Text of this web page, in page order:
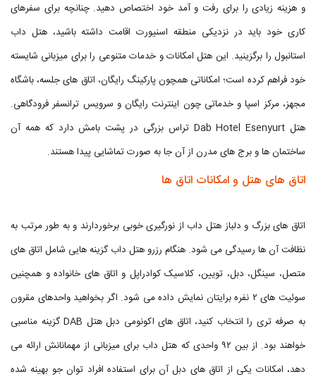
و هزینه زیادی را برای رفت و آمد خود اختصاص دهید. چنانچه برای سفرهای
کاری خود باید در نزدیکی منطقه اسنیورت اقامت داشته باشید، هتل داب
استانبول را برگزینید. این هتل امکانات و خدمات متنوعی را برای میزبانی شایسته
خود فراهم کرده است؛ امکاناتی همچون پارکینگ رایگان، اتاق های جلسه، باشگاه
مجهز، مرکز اسپا و خدماتی چون اینترنت رایگان و سرویس ترانسفر فرودگاهی.
هتل Dab Hotel Esenyurt تراس بزرگی در پشت بامش دارد که همه آن
ساختمان ها و برج های مدرن از آن جا به صورت تماشایی پیدا هستند.
اتاق های هتل و امکانات اتاق ها
اتاق های بزرگ و دلباز هتل داب از نورگیری خوبی برخوردارند و به طور مرتب به
نظافت آن ها رسیدگی می شود. هنگام رزرو هتل داب گزینه هایی شامل اتاق های
متصل، سینگل، دبل، تویین، کلاسیک کوادراپل و اتاق های خانواده و همچنین
سوئیت های ۲ نفره برایتان نمایش داده می شود. اگر بخواهید واحدهای مقرون
به صرفه تری را انتخاب کنید، اتاق های اکونومی دبل هتل DAB گزینه مناسبی
خواهند بود. از بین ۹۲ واحدی که هتل داب برای میزبانی از مهمانانش ارائه می
دهد، امکانات یکی از اتاق های دبل آن برای استفاده افراد توان جو بهینه شده